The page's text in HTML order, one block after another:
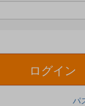
ログイン
パ